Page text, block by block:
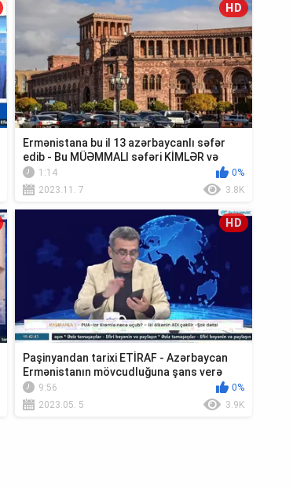
HD
Ermənistana bu il 13 azərbaycanlı səfər
edib - Bu MÜƏMMALI səfəri KİMLƏR və
NİYƏ e...
1:14
0%
2023.11. 7
3.8K
HD
Paşinyandan tarixi ETİRAF - Azərbaycan
Ermənistanın mövcudluğuna şans verə
bilər.....
9:56
0%
2023.05. 5
3.9K